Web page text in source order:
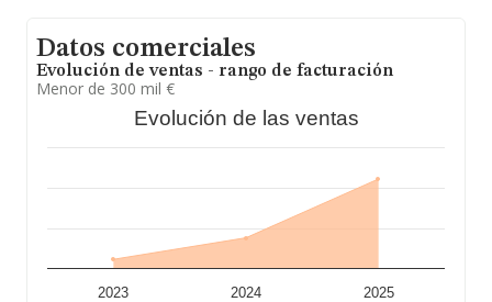
Datos comerciales
Evolución de ventas - rango de facturación
Menor de 300 mil €
Evolución de las ventas
2023 2024 2025